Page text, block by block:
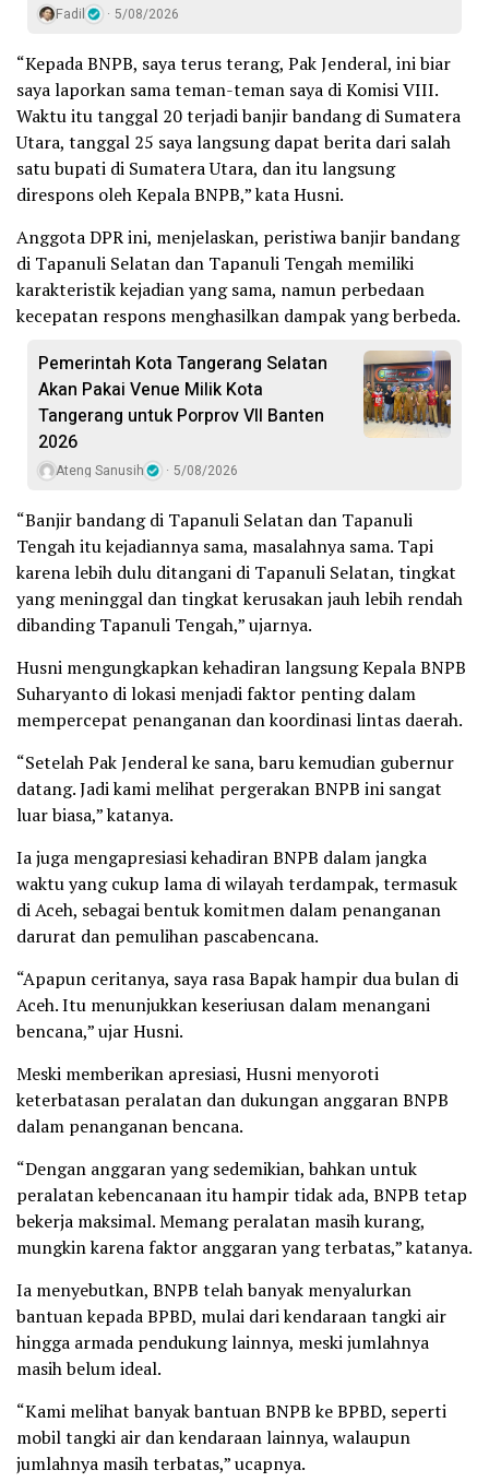
Fadil 5/08/2026
“Kepada BNPB, saya terus terang, Pak Jenderal, ini biar
saya laporkan sama teman-teman saya di Komisi VIII.
Waktu itu tanggal 20 terjadi banjir bandang di Sumatera
Utara, tanggal 25 saya langsung dapat berita dari salah
satu bupati di Sumatera Utara, dan itu langsung
direspons oleh Kepala BNPB,” kata Husni.
Anggota DPR ini, menjelaskan, peristiwa banjir bandang
di Tapanuli Selatan dan Tapanuli Tengah memiliki
karakteristik kejadian yang sama, namun perbedaan
kecepatan respons menghasilkan dampak yang berbeda.
Pemerintah Kota Tangerang Selatan
Akan Pakai Venue Milik Kota
Tangerang untuk Porprov VII Banten
2026
Ateng Sanusih 5/08/2026
“Banjir bandang di Tapanuli Selatan dan Tapanuli
Tengah itu kejadiannya sama, masalahnya sama. Tapi
karena lebih dulu ditangani di Tapanuli Selatan, tingkat
yang meninggal dan tingkat kerusakan jauh lebih rendah
dibanding Tapanuli Tengah,” ujarnya.
Husni mengungkapkan kehadiran langsung Kepala BNPB
Suharyanto di lokasi menjadi faktor penting dalam
mempercepat penanganan dan koordinasi lintas daerah.
“Setelah Pak Jenderal ke sana, baru kemudian gubernur
datang. Jadi kami melihat pergerakan BNPB ini sangat
luar biasa,” katanya.
Ia juga mengapresiasi kehadiran BNPB dalam jangka
waktu yang cukup lama di wilayah terdampak, termasuk
di Aceh, sebagai bentuk komitmen dalam penanganan
darurat dan pemulihan pascabencana.
“Apapun ceritanya, saya rasa Bapak hampir dua bulan di
Aceh. Itu menunjukkan keseriusan dalam menangani
bencana,” ujar Husni.
Meski memberikan apresiasi, Husni menyoroti
keterbatasan peralatan dan dukungan anggaran BNPB
dalam penanganan bencana.
“Dengan anggaran yang sedemikian, bahkan untuk
peralatan kebencanaan itu hampir tidak ada, BNPB tetap
bekerja maksimal. Memang peralatan masih kurang,
mungkin karena faktor anggaran yang terbatas,” katanya.
Ia menyebutkan, BNPB telah banyak menyalurkan
bantuan kepada BPBD, mulai dari kendaraan tangki air
hingga armada pendukung lainnya, meski jumlahnya
masih belum ideal.
“Kami melihat banyak bantuan BNPB ke BPBD, seperti
mobil tangki air dan kendaraan lainnya, walaupun
jumlahnya masih terbatas,” ucapnya.